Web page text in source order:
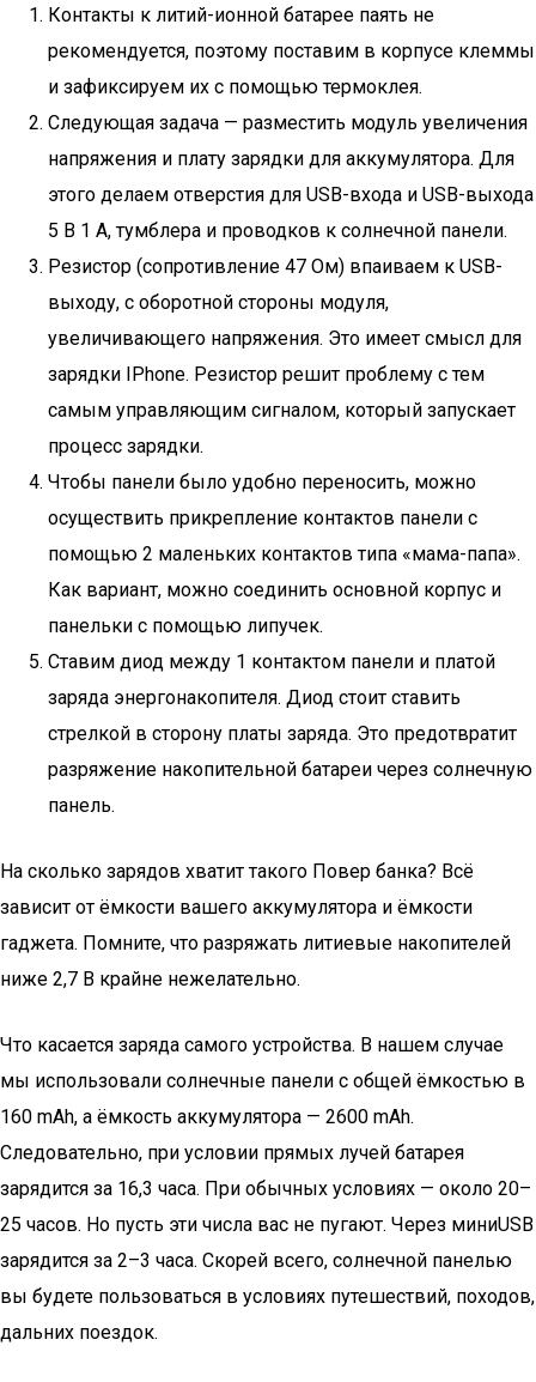
Контакты к литий-ионной батарее паять не
рекомендуется, поэтому поставим в корпусе клеммы
и зафиксируем их с помощью термоклея.
Следующая задача — разместить модуль увеличения
напряжения и плату зарядки для аккумулятора. Для
этого делаем отверстия для USB-входа и USB-выхода
5 В 1 А, тумблера и проводков к солнечной панели.
Резистор (сопротивление 47 Ом) впаиваем к USB-
выходу, с оборотной стороны модуля,
увеличивающего напряжения. Это имеет смысл для
зарядки IPhone. Резистор решит проблему с тем
самым управляющим сигналом, который запускает
процесс зарядки.
Чтобы панели было удобно переносить, можно
осуществить прикрепление контактов панели с
помощью 2 маленьких контактов типа «мама-папа».
Как вариант, можно соединить основной корпус и
панельки с помощью липучек.
Ставим диод между 1 контактом панели и платой
заряда энергонакопителя. Диод стоит ставить
стрелкой в сторону платы заряда. Это предотвратит
разряжение накопительной батареи через солнечную
панель.
На сколько зарядов хватит такого Повер банка? Всё
зависит от ёмкости вашего аккумулятора и ёмкости
гаджета. Помните, что разряжать литиевые накопителей
ниже 2,7 В крайне нежелательно.
Что касается заряда самого устройства. В нашем случае
мы использовали солнечные панели с общей ёмкостью в
160 mAh, а ёмкость аккумулятора — 2600 mAh.
Следовательно, при условии прямых лучей батарея
зарядится за 16,3 часа. При обычных условиях — около 20–
25 часов. Но пусть эти числа вас не пугают. Через миниUSB
зарядится за 2–3 часа. Скорей всего, солнечной панелью
вы будете пользоваться в условиях путешествий, походов,
дальних поездок.